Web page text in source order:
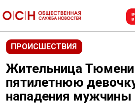
ПРОИСШЕСТВИЯ
Жительница Тюмени
пятилетнюю
нападения мужчины